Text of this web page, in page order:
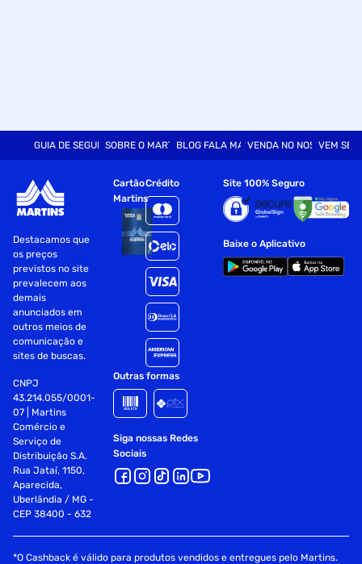
GUIA DE SEGURANÇASOBRE O MARTINSBLOG FALA MARTVENDA NO NOSSO SITE
VEM SER
Destacamos que
os preços
previstos no site
prevalecem aos
demais
anunciados em
outros meios de
comunicação e
sites de buscas.
CNPJ
43.214.055/0001-
07 | Martins
Comércio e
Serviço de
Distribuição S.A.
Rua Jataí, 1150,
Aparecida,
Uberlândia / MG -
CEP 38400 - 632
Cartão
Martins
Crédito
Outras formas
Siga nossas Redes
Sociais
Site 100% Seguro
Baixe o Aplicativo
*O Cashback é válido para produtos vendidos e entregues pelo Martins.